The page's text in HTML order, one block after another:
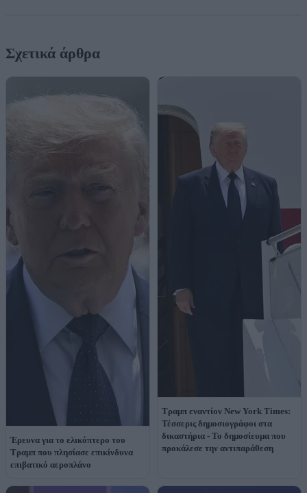
Σχετικά άρθρα
Έρευνα για το ελικόπτερο του
Τραμπ που πλησίασε επικίνδυνα
επιβατικό αεροπλάνο
Τραμπ εναντίον New York Times:
Τέσσερις δημοσιογράφοι στα
δικαστήρια - Το δημοσίευμα που
προκάλεσε την αντιπαράθεση